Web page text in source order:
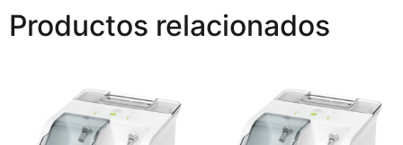
Productos relacionados